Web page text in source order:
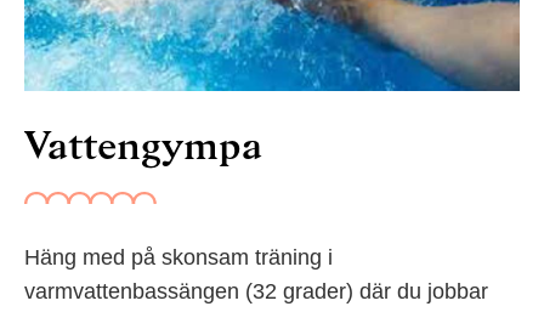
Vattengympa
Häng med på skonsam träning i
varmvattenbassängen (32 grader) där du jobbar